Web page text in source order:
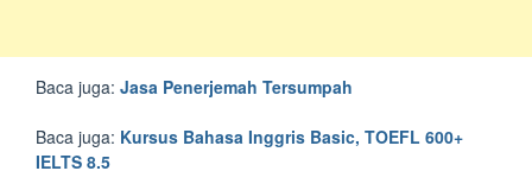
Baca juga: Jasa Penerjemah Tersumpah
Baca juga: Kursus Bahasa Inggris Basic, TOEFL 600+
IELTS 8.5